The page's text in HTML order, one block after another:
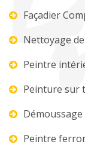
Façadier
Nettoyage
Peintre
Peinture sur
Peintre